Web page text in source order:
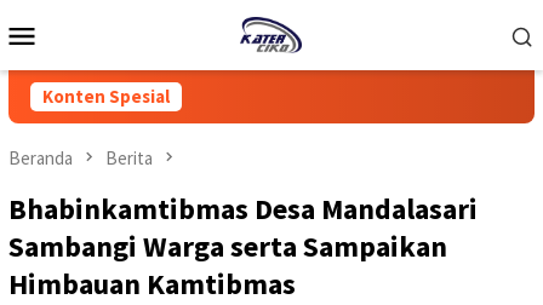
ke
Mobile
Konten Spesial
Beranda Berita
Bhabinkamtibmas Desa Mandalasari
Sambangi Warga serta Sampaikan
Himbauan Kamtibmas